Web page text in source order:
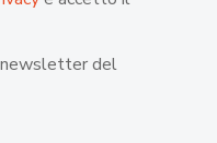
newsletter del